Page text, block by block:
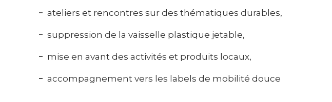
ateliers et rencontres sur des thématiques durables,
suppression de la vaisselle plastique jetable,
mise en avant des activités et produits locaux,
accompagnement vers les labels de mobilité douce